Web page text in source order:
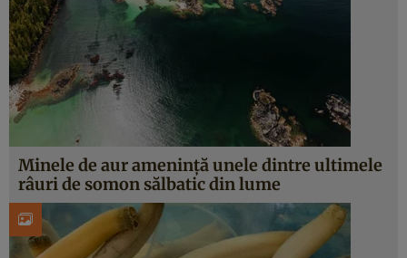
Minele de aur amenință unele dintre ultimele
râuri de somon sălbatic din lume